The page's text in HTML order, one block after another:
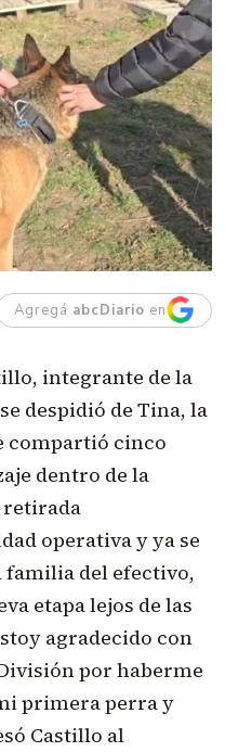
Agregá abcDiario en
integrante de la
despidió de Tina, la
compartió cinco
dentro de la
retirada
operativa y ya se
del efectivo,
etapa lejos de las
agradecido con
por haberme
primera perra y
Castillo al